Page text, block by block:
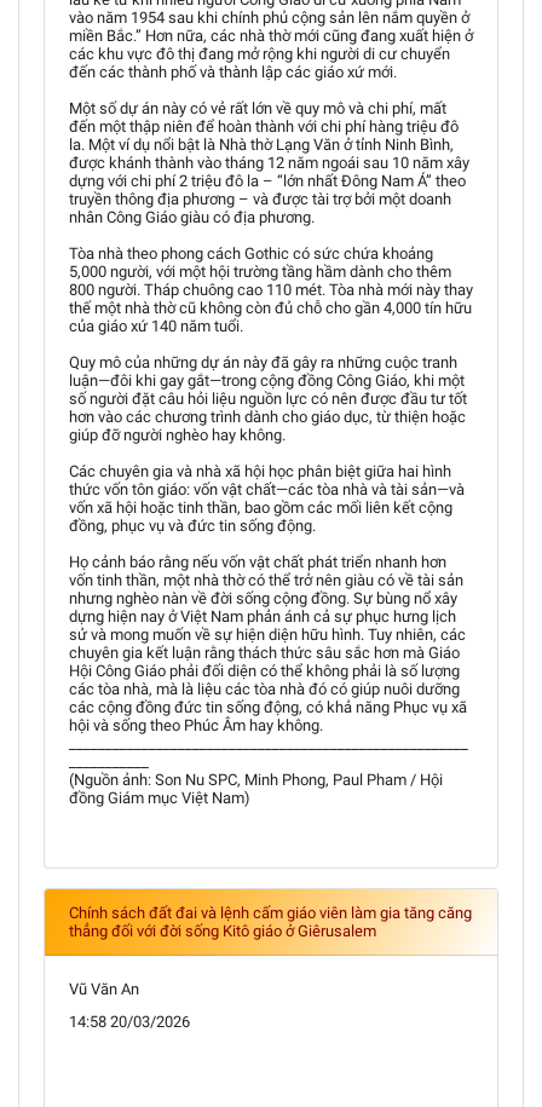
vào năm 1954 sau khi chính phủ cộng sản lên nắm quyền ở
miền Bắc.” Hơn nữa, các nhà thờ mới cũng đang xuất hiện ở
các khu vực đô thị đang mở rộng khi người di cư chuyển
đến các thành phố và thành lập các giáo xứ mới.
Một số dự án này có vẻ rất lớn về quy mô và chi phí, mất
đến một thập niên để hoàn thành với chi phí hàng triệu đô
la. Một ví dụ nổi bật là Nhà thờ Lạng Văn ở tỉnh Ninh Bình,
được khánh thành vào tháng 12 năm ngoái sau 10 năm xây
dựng với chi phí 2 triệu đô la – “lớn nhất Đông Nam Á” theo
truyền thông địa phương – và được tài trợ bởi một doanh
nhân Công Giáo giàu có địa phương.
Tòa nhà theo phong cách Gothic có sức chứa khoảng
5,000 người, với một hội trường tầng hầm dành cho thêm
800 người. Tháp chuông cao 110 mét. Tòa nhà mới này thay
thế một nhà thờ cũ không còn đủ chỗ cho gần 4,000 tín hữu
của giáo xứ 140 năm tuổi.
Quy mô của những dự án này đã gây ra những cuộc tranh
luận—đôi khi gay gắt—trong cộng đồng Công Giáo, khi một
số người đặt câu hỏi liệu nguồn lực có nên được đầu tư tốt
hơn vào các chương trình dành cho giáo dục, từ thiện hoặc
giúp đỡ người nghèo hay không.
Các chuyên gia và nhà xã hội học phân biệt giữa hai hình
thức vốn tôn giáo: vốn vật chất—các tòa nhà và tài sản—và
vốn xã hội hoặc tinh thần, bao gồm các mối liên kết cộng
đồng, phục vụ và đức tin sống động.
Họ cảnh báo rằng nếu vốn vật chất phát triển nhanh hơn
vốn tinh thần, một nhà thờ có thể trở nên giàu có về tài sản
nhưng nghèo nàn về đời sống cộng đồng. Sự bùng nổ xây
dựng hiện nay ở Việt Nam phản ánh cả sự phục hưng lịch
sử và mong muốn về sự hiện diện hữu hình. Tuy nhiên, các
chuyên gia kết luận rằng thách thức sâu sắc hơn mà Giáo
Hội Công Giáo phải đối diện có thể không phải là số lượng
các tòa nhà, mà là liệu các tòa nhà đó có giúp nuôi dưỡng
các cộng đồng đức tin sống động, có khả năng Phục vụ xã
hội và sống theo Phúc Âm hay không.
(Nguồn ảnh: Son Nu SPC, Minh Phong, Paul Pham / Hội
đồng Giám mục Việt Nam)
Chính sách đất đai và lệnh cấm giáo viên làm gia tăng căng
thẳng đối với đời sống Kitô giáo ở Giêrusalem
Vũ Văn An
14:58 20/03/2026